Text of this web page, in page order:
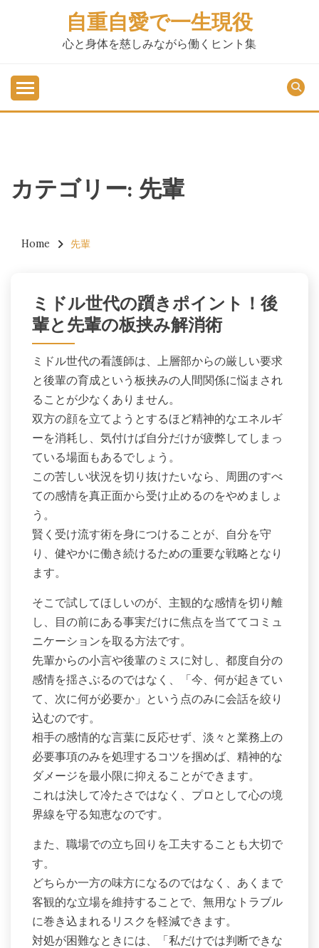
自重自愛で一生現役
心と身体を慈しみながら働くヒント集
カテゴリー: 先輩
Home 先輩
ミドル世代の躓きポイント！後
輩と先輩の板挟み解消術
ミドル世代の看護師は、上層部からの厳しい要求
と後輩の育成という板挟みの人間関係に悩まされ
ることが少なくありません。
双方の顔を立てようとするほど精神的なエネルギ
ーを消耗し、気付けば自分だけが疲弊してしまっ
ている場面もあるでしょう。
この苦しい状況を切り抜けたいなら、周囲のすべ
ての感情を真正面から受け止めるのをやめましょ
う。
賢く受け流す術を身につけることが、自分を守
り、健やかに働き続けるための重要な戦略となり
ます。
そこで試してほしいのが、主観的な感情を切り離
し、目の前にある事実だけに焦点を当ててコミュ
ニケーションを取る方法です。
先輩からの小言や後輩のミスに対し、都度自分の
感情を揺さぶるのではなく、「今、何が起きてい
て、次に何が必要か」という点のみに会話を絞り
込むのです。
相手の感情的な言葉に反応せず、淡々と業務上の
必要事項のみを処理するコツを掴めば、精神的な
ダメージを最小限に抑えることができます。
これは決して冷たさではなく、プロとして心の境
界線を守る知恵なのです。
また、職場での立ち回りを工夫することも大切で
す。
どちらか一方の味方になるのではなく、あくまで
客観的な立場を維持することで、無用なトラブル
に巻き込まれるリスクを軽減できます。
対処が困難なときには、「私だけでは判断できな